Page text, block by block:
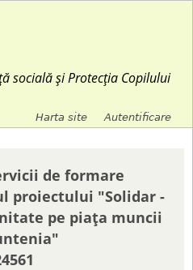
socială și Protecția Copilului
e
n
i
Harta site Autentificare
de formare
proiectului "Solidar -
pe piața muncii